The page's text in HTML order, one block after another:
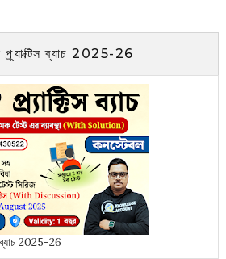
ব্যাচ 2025-26
2025-26